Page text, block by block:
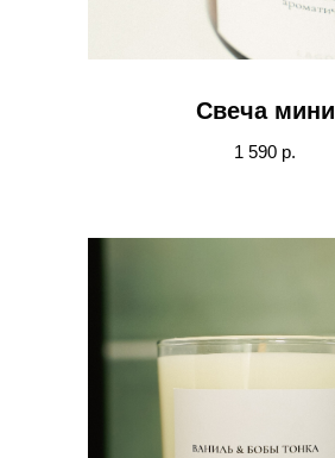
Свеча мини
1 590 р.